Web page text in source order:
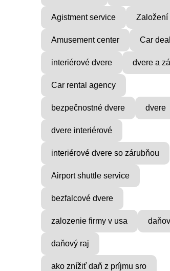
Agistment service Založení
Amusement center Car
interiérové dvere dvere a
Car rental agency
bezpečnostné dvere dvere
dvere interiérové
interiérové dvere so zárubňou
Airport shuttle service
bezfalcové dvere
zalozenie firmy v usa
daňový raj
ako znížiť daň z príjmu sro
MUSIC PRODUCER
Find Inner Peace
Cie...